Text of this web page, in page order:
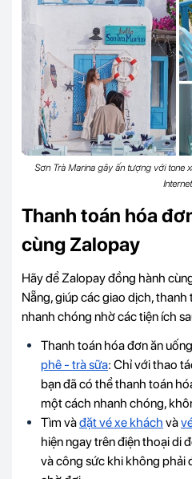
Sơn Trà Marina gây ấn tượng với tone
Thanh toán hóa
cùng Zalopay
Hãy để Zalopay đồng hành
Nẵng, giúp các giao dịch,
nhanh chóng nhờ các tiện ích
Thanh toán hóa đơn ăn
phê - trà sữa: Chỉ với thao
bạn đã có thể thanh toán
một cách nhanh chóng,
Tìm vàđặt vé xe khách và
hiện ngay trên điện thoại di
và công sức khi không phải